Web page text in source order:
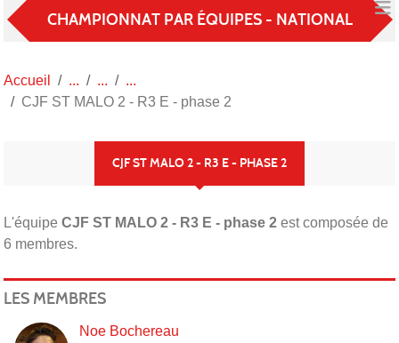
CHAMPIONNAT PAR ÉQUIPES - NATIONAL
Accueil
CJF ST MALO 2 - R3 E - phase 2
CJF ST MALO 2 - R3 E - PHASE 2
L'équipe CJF ST MALO 2 - R3 E - phase 2 est composée de
6 membres.
LES MEMBRES
Noe Bochereau